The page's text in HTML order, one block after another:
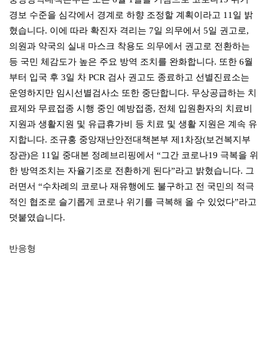
경보 수준을 심각에서 경계로 하향 조정할 계획이라고 11일 밝
혔습니다. 이에 따라 확진자 격리는 7일 의무에서 5일 권고로,
의원과 약국의 실내 마스크 착용도 의무에서 권고로 전환하는
등 국민 체감도가 높은 주요 방역 조치를 완화합니다. 또한 6월
부터 입국 후 3일 차 PCR 검사 권고도 종료하고 선별진료소는
운영하지만 임시선별검사소 또한 중단합니다. 무상공급하는 치
료제와 무료접종 시행 중인 예방접종, 전체 입원환자의 치료비
지원과 생활지원 및 유급휴가비 등 치료 및 생활 지원은 계속 유
지합니다. 조규홍 중앙재난안전대책본부 제1차장(보건복지부
장관)은 11일 중대본 정례브리핑에서 “그간 코로나19 극복을 위
한 방역조치는 자율기조로 전환하게 된다”라고 밝혔습니다. 그
러면서 “수차례의 코로나 재유행에도 불구하고 전 국민의 적극
적인 협조로 슬기롭게 코로나 위기를 극복해 올 수 있었다”라고
덧붙였습니다.
반응형